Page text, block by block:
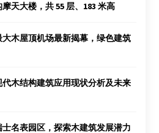
天大楼，共 55 层、183 米高
木屋顶机场最新揭幕，绿色建筑
木结构建筑应用现状分析及未来
名表园区，探索木建筑发展潜力